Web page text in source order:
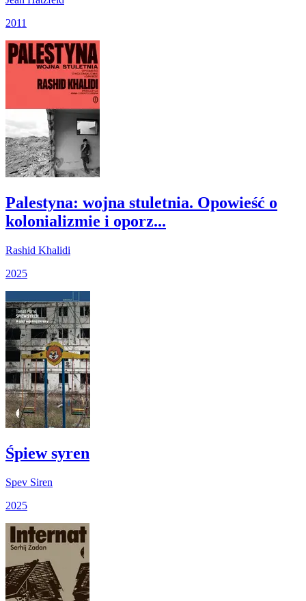
2011
Palestyna: wojna stuletnia. Opowieść o
kolonializmie i oporz...
Rashid Khalidi
2025
Śpiew syren
Spev Siren
2025